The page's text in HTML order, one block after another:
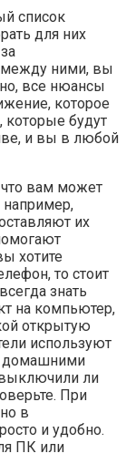
список
для них
ними, вы
все нюансы
которое
которые будут
и вы в любой
вам может
например,
их
хотите
то стоит
знать
на компьютер,
открытую
используют
домашними
ли
При
в
и удобно.
ПК или